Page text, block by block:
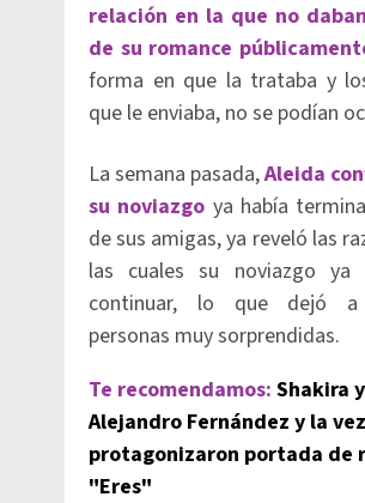
relación en la que no
de su romance
forma en que la trataba y
que le enviaba, no se podían
La semana pasada,Aleida
su noviazgo ya había
de sus amigas, ya reveló las
las cuales su noviazgo ya
continuar, lo que dejó a
personas muy sorprendidas.
Te recomendamos: Shakira y
Alejandro Fernández y la
protagonizaron portada de
"Eres"